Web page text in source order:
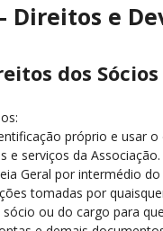
Direitos e
dos Sócios
próprio e usar o
e serviços da Associação.
Geral por intermédio
tomadas por
ou do cargo para